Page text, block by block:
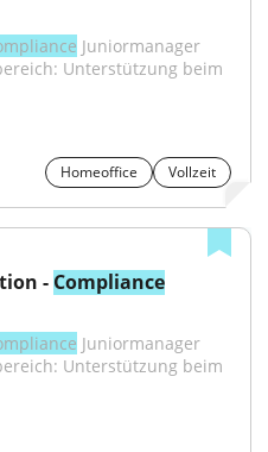
Juniormanager
Unterstützung beim
Homeoffice Vollzeit
- Compliance
Juniormanager
Unterstützung beim